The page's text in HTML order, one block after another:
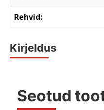
Rehvid
Kirjeldus
Seotud